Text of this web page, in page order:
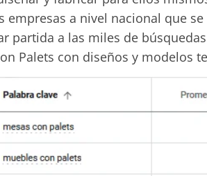
empresas a nivel nacional que
partida a las miles de
Palets con diseños y modelos